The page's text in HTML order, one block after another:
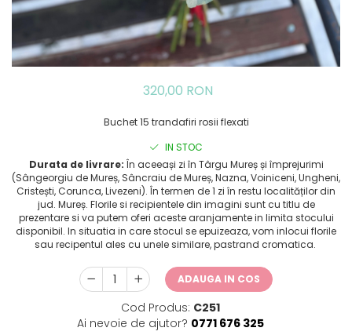
320,00 RON
Buchet 15 trandafiri rosii flexati
IN STOC
Durata de livrare: În aceeași zi în Târgu Mureș și împrejurimi
(Sângeorgiu de Mureș, Sâncraiu de Mureș, Nazna, Voiniceni, Ungheni,
Cristești, Corunca, Livezeni). În termen de 1 zi în restu localităților din
jud. Mureș. Florile si recipientele din imagini sunt cu titlu de
prezentare si va putem oferi aceste aranjamente in limita stocului
disponibil. In situatia in care stocul se epuizeaza, vom inlocui florile
sau recipentul ales cu unele similare, pastrand cromatica.
ADAUGA IN COS
Cod Produs: C251
Ai nevoie de ajutor? 0771 676 325